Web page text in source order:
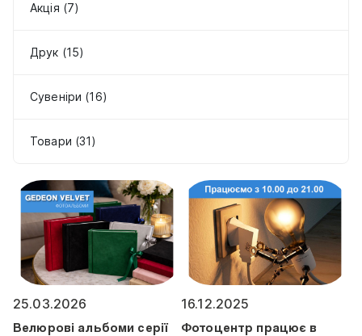
Акція (7)
Друк (15)
Сувеніри (16)
Товари (31)
25.03.2026
Велюрові альбоми серії
16.12.2025
Фотоцентр працює в